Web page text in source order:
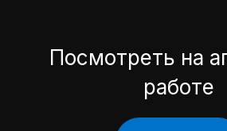
Посмотреть на
работе